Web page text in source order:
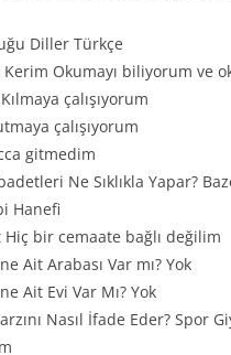
Diller Türkçe
Kerim Okumayı biliyorum ve
çalışıyorum
çalışıyorum
gitmedim
Ne Sıklıkla Yapar?
Hanefi
Hiç bir cemaate bağlı değilim
Ait Arabası Var mı? Yok
Ait Evi Var Mı? Yok
Nasıl İfade Eder? Spor